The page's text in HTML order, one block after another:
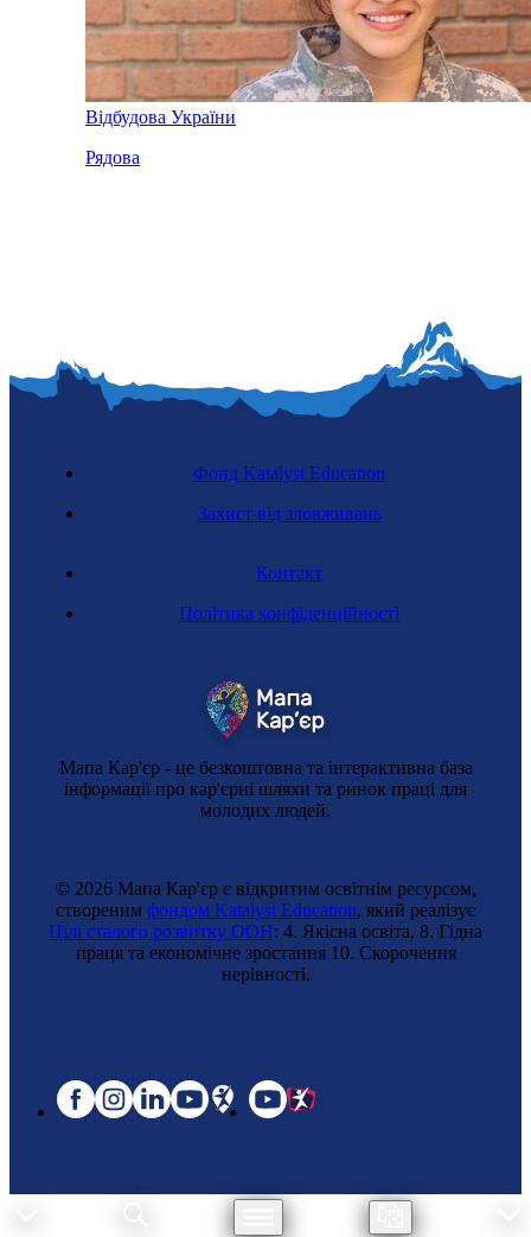
Відбудова України
Рядова
Мапа Кар'єр - це безкоштовна та інтерактивна база
інформації про кар'єрні шляхи та ринок праці для
молодих людей.
Контакт
Політика конфіденційності
Фонд Katalyst Education
Захист від зловживань
© 2026 Мапа Кар'єр є відкритим освітнім ресурсом,
створеним фондом Katalyst Education, який реалізує
Цілі сталого розвитку ООН: 4. Якісна освіта, 8. Гідна
праця та економічне зростання 10. Cкорочення
нерівності.